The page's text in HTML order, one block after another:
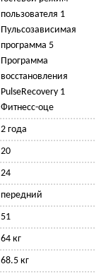
пользователя 1
Пульсозависимая
программа 5
Программа
восстановления
PulseRecovery 1
Фитнесс-оце
2 года
20
24
передний
51
64 кг
68.5 кг